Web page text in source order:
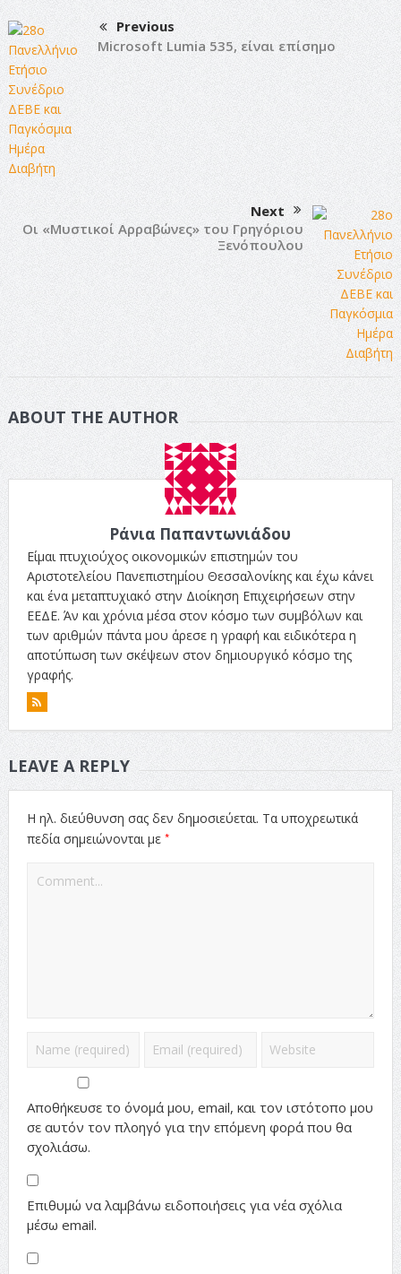
Previous
Microsoft Lumia 535, είναι επίσημο
Next
Οι «Μυστικοί Αρραβώνες» του Γρηγόριου
Ξενόπουλου
ABOUT THE AUTHOR
Ράνια Παπαντωνιάδου
Είμαι πτυχιούχος οικονομικών επιστημών του
Αριστοτελείου Πανεπιστημίου Θεσσαλονίκης και έχω κάνει
και ένα μεταπτυχιακό στην Διοίκηση Επιχειρήσεων στην
ΕΕΔΕ. Άν και χρόνια μέσα στον κόσμο των συμβόλων και
των αριθμών πάντα μου άρεσε η γραφή και ειδικότερα η
αποτύπωση των σκέψεων στον δημιουργικό κόσμο της
γραφής.
LEAVE A REPLY
Η ηλ. διεύθυνση σας δεν δημοσιεύεται. Τα υποχρεωτικά
πεδία σημειώνονται με *
Αποθήκευσε το όνομά μου, email, και τον ιστότοπο μου
σε αυτόν τον πλοηγό για την επόμενη φορά που θα
σχολιάσω.
Επιθυμώ να λαμβάνω ειδοποιήσεις για νέα σχόλια
μέσω email.